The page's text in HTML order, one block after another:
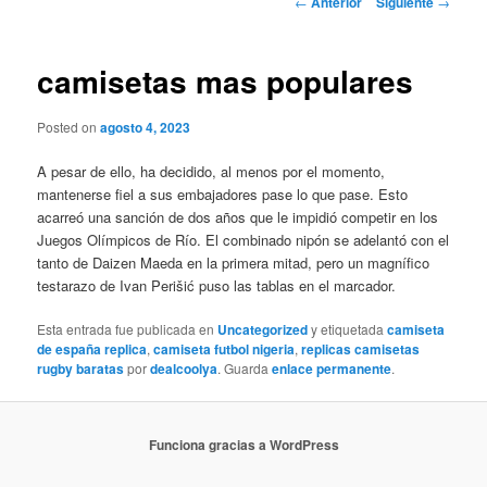
camisetas mas populares
Posted onagosto 4, 2023
A pesar de ello, ha decidido, al menos por el momento,
mantenerse fiel a sus embajadores pase lo que pase. Esto
acarreó una sanción de dos años que le impidió competir en los
Juegos Olímpicos de Río. El combinado nipón se adelantó con el
tanto de Daizen Maeda en la primera mitad, pero un magnífico
testarazo de Ivan Perišić puso las tablas en el marcador.
Esta entrada fue publicada en Uncategorizedy etiquetadacamiseta
de españa replica,camiseta futbol nigeria,replicas camisetas
rugby barataspordealcoolya. Guardaenlace permanente.
Funciona gracias a WordPress